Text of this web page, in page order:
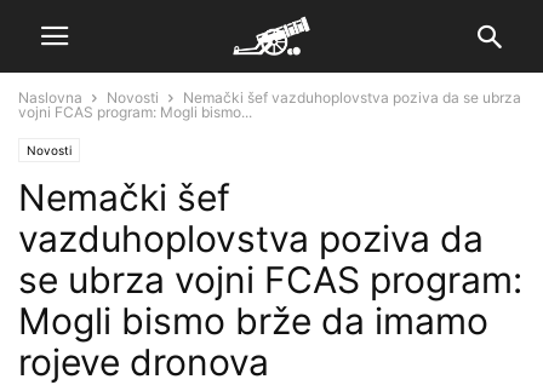
Naslovna Novosti
Nemački šef vazduhoplovstva poziva da se ubrza
vojni FCAS program: Mogli bismo...
Novosti
Nemački šef
vazduhoplovstva poziva da
se ubrza vojni FCAS program:
Mogli bismo brže da imamo
rojeve dronova